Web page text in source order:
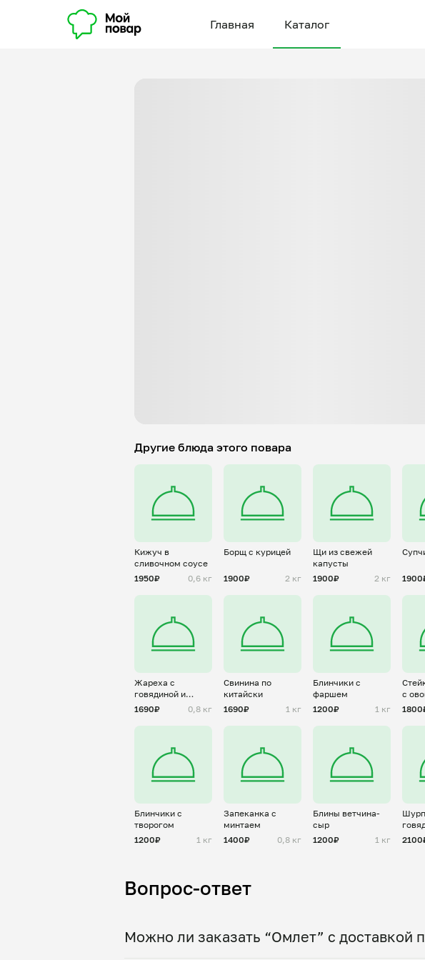
Главная Каталог
Другие блюда этого повара
Кижуч в
сливочном соусе
1950₽
0,6 кг
Борщ с курицей
1900₽ 2 кг
Щи из свежей
капусты
1900₽
2 кг
Жареха с
говядиной и
грибами
1690₽ 0,8 кг
Свинина по
китайски
1690₽
1 кг
Блинчики с
фаршем
1200₽
1 кг
с
Блинчики с
творогом
1200₽
1 кг
Запеканка с
минтаем
1400₽
0,8 кг
Блины ветчина-
сыр
1200₽
1 кг
Вопрос-ответ
Можно ли заказать “Омлет” с доставкой